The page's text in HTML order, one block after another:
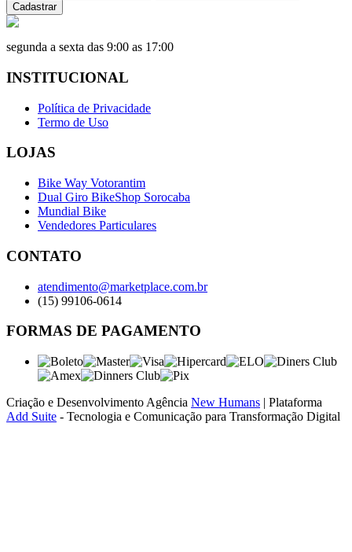
Cadastrar
segunda a sexta das 9:00 as 17:00
INSTITUCIONAL
Política de Privacidade
Termo de Uso
LOJAS
Bike Way Votorantim
Dual Giro BikeShop Sorocaba
Mundial Bike
Vendedores Particulares
CONTATO
atendimento@marketplace.com.br
(15) 99106-0614
FORMAS DE PAGAMENTO
Criação e Desenvolvimento Agência New Humans | Plataforma
Add Suite - Tecnologia e Comunicação para Transformação Digital